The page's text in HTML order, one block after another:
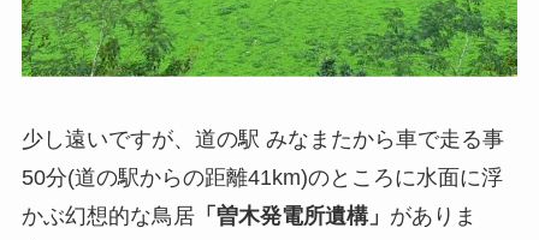
少し遠いですが、道の駅 みなまたから車で走る事
50分(道の駅からの距離41km)のところに水面に浮
かぶ幻想的な鳥居「曽木発電所遺構」 がありま